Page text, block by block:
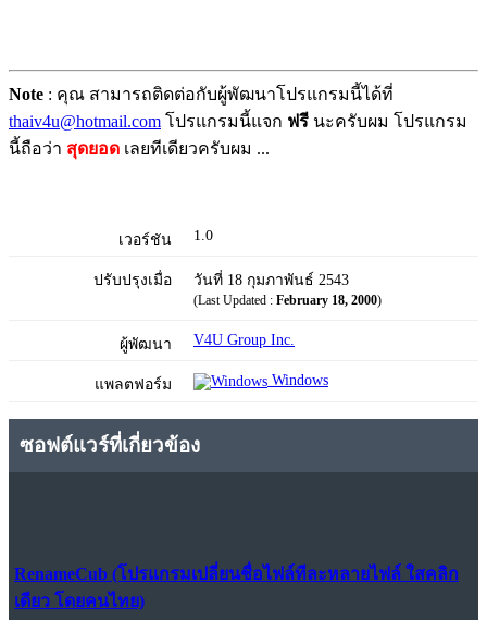
Note : คุณ สามารถติดต่อกับผู้พัฒนาโปรแกรมนี้ได้ที่
thaiv4u@hotmail.com โปรแกรมนี้แจก ฟรี นะครับผม โปรแกรม
นี้ถือว่า สุดยอด เลยทีเดียวครับผม ...
เวอร์ชัน 1.0
ปรับปรุงเมื่อ วันที่ 18 กุมภาพันธ์ 2543
(Last Updated : February 18, 2000)
ผู้พัฒนา V4U Group Inc.
แพลตฟอร์ม Windows
ซอฟต์แวร์ที่เกี่ยวข้อง
RenameCub (โปรแกรมเปลี่ยนชื่อไฟล์ทีละหลายไฟล์ ใสคลิก
เดียว โดยคนไทย)